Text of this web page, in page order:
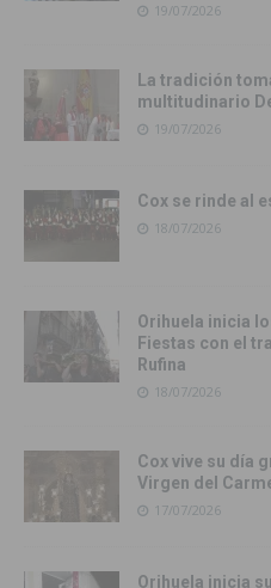
19/07/2026
La tradición
multitudinario
19/07/2026
Cox se rinde al
18/07/2026
Orihuela inicia
Fiestas con el
Rufina
18/07/2026
Cox vive su día
Virgen del
17/07/2026
Orihuela inicia